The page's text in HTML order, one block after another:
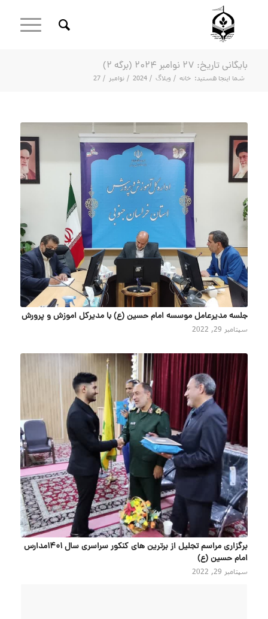
بایگانی تاریخ: 27 نوامبر 2024 (برگه 2)
شما اینجا هستید: خانه / وبلاگ /
2024
/ نوامبر /
27
جلسه مدیرعامل موسسه امام حسین (ع) با مدیرکل اموزش و پرورش
سپتامبر 29, 2022
برگزاری مراسم تجلیل از برترین های کنکور سراسری سال ۱۴۰۱مدارس
امام حسین (ع)
سپتامبر 29, 2022